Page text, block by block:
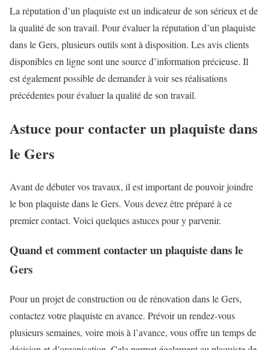
La réputation d’un plaquiste est un indicateur de son sérieux et de
la qualité de son travail. Pour évaluer la réputation d’un plaquiste
dans le Gers, plusieurs outils sont à disposition. Les avis clients
disponibles en ligne sont une source d’information précieuse. Il
est également possible de demander à voir ses réalisations
précédentes pour évaluer la qualité de son travail.
Astuce pour contacter un plaquiste dans
le Gers
Avant de débuter vos travaux, il est important de pouvoir joindre
le bon plaquiste dans le Gers. Vous devez être préparé à ce
premier contact. Voici quelques astuces pour y parvenir.
Quand et comment contacter un plaquiste dans le
Gers
Pour un projet de construction ou de rénovation dans le Gers,
contactez votre plaquiste en avance. Prévoir un rendez-vous
plusieurs semaines, voire mois à l’avance, vous offre un temps de